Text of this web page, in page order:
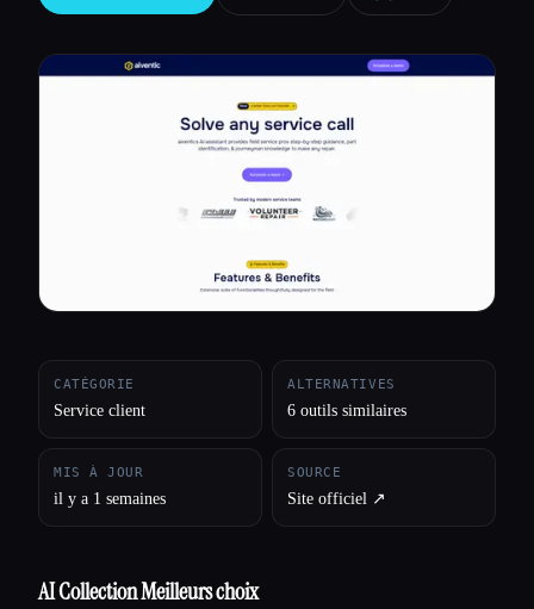
Esc
CATÉGORIE
Service client
ALTERNATIVES
6 outils similaires
MIS À JOUR
il y a 1 semaines
SOURCE
Site officiel ↗︎
AI Collection Meilleurs choix